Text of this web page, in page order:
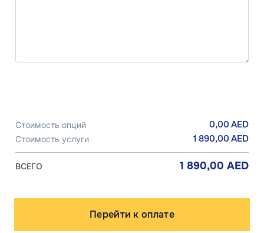
Стоимость опций 0,00AED
Стоимость услуги 1 890,00AED
ВСЕГО 1 890,00 AED
Количество
Перейти к оплате